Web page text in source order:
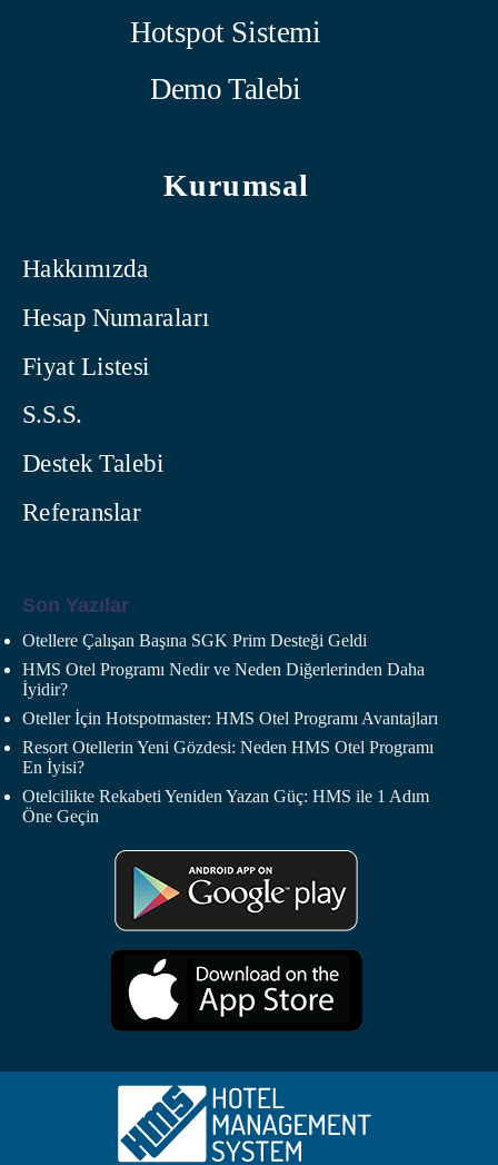
Hotspot Sistemi
Demo Talebi
Kurumsal
Hakkımızda
Hesap Numaraları
Fiyat Listesi
S.S.S.
Destek Talebi
Referanslar
Son Yazılar
Otellere Çalışan Başına SGK Prim Desteği Geldi
HMS Otel Programı Nedir ve Neden Diğerlerinden Daha
İyidir?
Oteller İçin Hotspotmaster: HMS Otel Programı Avantajları
Resort Otellerin Yeni Gözdesi: Neden HMS Otel Programı
En İyisi?
Otelcilikte Rekabeti Yeniden Yazan Güç: HMS ile 1 Adım
Öne Geçin